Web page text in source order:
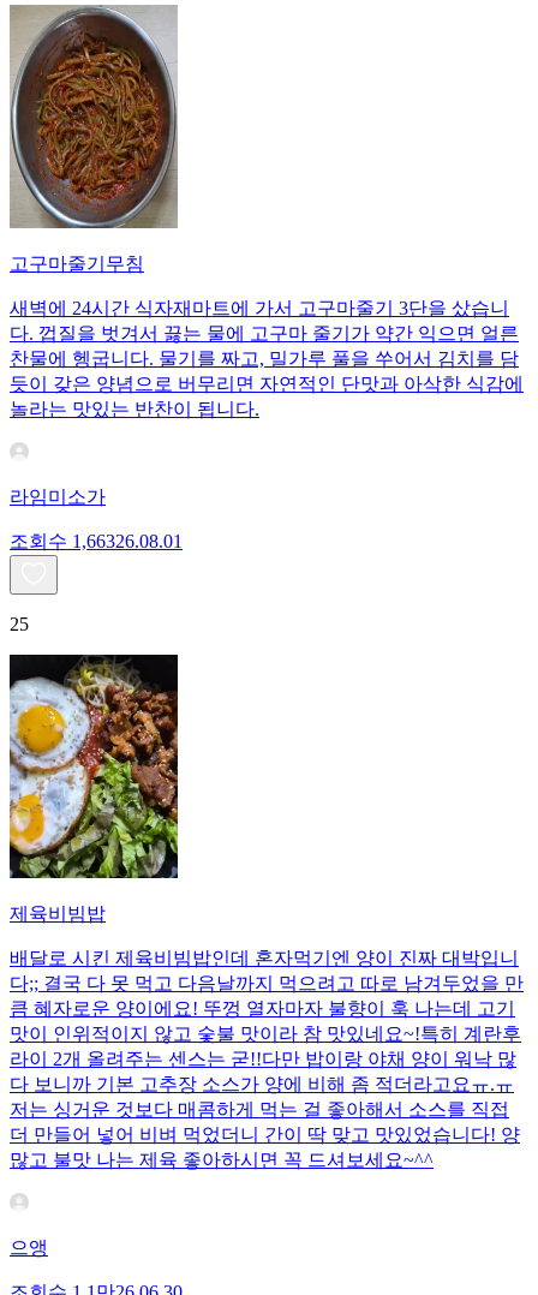
고구마줄기무침
새벽에 24시간 식자재마트에 가서 고구마줄기 3단을 샀습니
다. 껍질을 벗겨서 끓는 물에 고구마 줄기가 약간 익으면 얼른
찬물에 헹굽니다. 물기를 짜고, 밀가루 풀을 쑤어서 김치를 담
듯이 갖은 양념으로 버무리면 자연적인 단맛과 아삭한 식감에
놀라는 맛있는 반찬이 됩니다.
라임미소가
조회수 1,66326.08.01
25
제육비빔밥
배달로 시킨 제육비빔밥인데 혼자먹기엔 양이 진짜 대박입니
다;; 결국 다 못 먹고 다음날까지 먹으려고 따로 남겨두었을 만
큼 혜자로운 양이에요! 뚜껑 열자마자 불향이 훅 나는데 고기
맛이 인위적이지 않고 숯불 맛이라 참 맛있네요~!특히 계란후
라이 2개 올려주는 센스는 굳!! ​다만 밥이랑 야채 양이 워낙 많
다 보니까 기본 고추장 소스가 양에 비해 좀 적더라고요ㅠ.ㅠ
저는 싱거운 것보다 매콤하게 먹는 걸 좋아해서 소스를 직접
더 만들어 넣어 비벼 먹었더니 간이 딱 맞고 맛있었습니다! 양
많고 불맛 나는 제육 좋아하시면 꼭 드셔보세요~^^
으앵